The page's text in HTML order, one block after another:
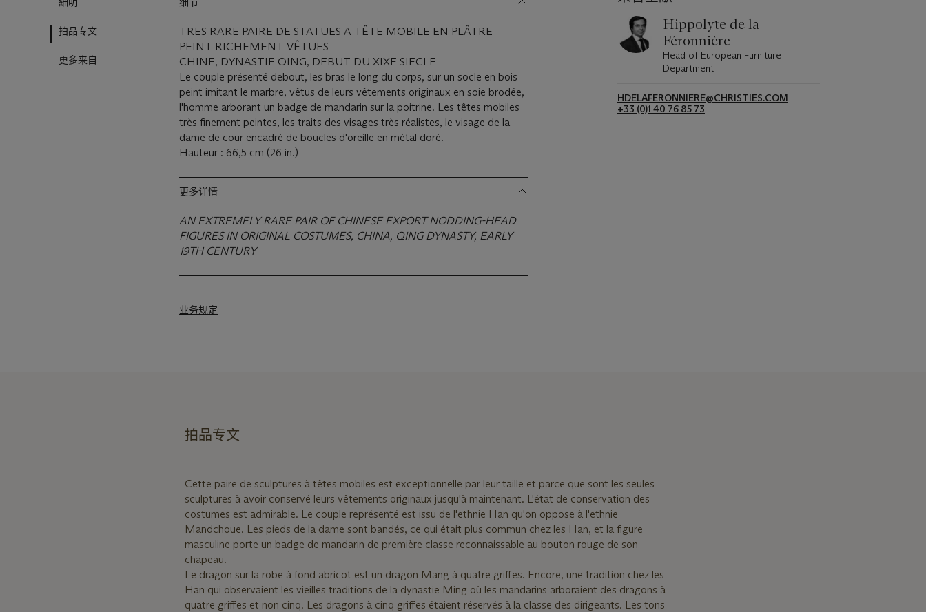
拍品专文
更多来自
TRES RARE PAIRE DE STATUES A TÊTE MOBILE EN PLÂTRE
PEINT RICHEMENT VÊTUES
CHINE, DYNASTIE QING, DEBUT DU XIXE SIECLE
Le couple présenté debout, les bras le long du corps, sur un socle en bois
peint imitant le marbre, vêtus de leurs vêtements originaux en soie brodée,
l'homme arborant un badge de mandarin sur la poitrine. Les têtes mobiles
très finement peintes, les traits des visages très réalistes, le visage de la
dame de cour encadré de boucles d'oreille en métal doré.
Hauteur : 66,5 cm (26 in.)
更多详情
AN EXTREMELY RARE PAIR OF CHINESE EXPORT NODDING-HEAD
FIGURES IN ORIGINAL COSTUMES, CHINA, QING DYNASTY, EARLY
19TH CENTURY
业务规定
Hippolyte de la
Féronnière
Head of European Furniture
Department
HDELAFERONNIERE@CHRISTIES.COM
+33 (0)1 40 76 85 73
拍品专文
Cette paire de sculptures à têtes mobiles est exceptionnelle par leur taille et parce que sont les seules
sculptures à avoir conservé leurs vêtements originaux jusqu'à maintenant. L'état de conservation des
costumes est admirable. Le couple représenté est issu de l'ethnie Han qu'on oppose à l'ethnie
Mandchoue. Les pieds de la dame sont bandés, ce qui était plus commun chez les Han, et la figure
masculine porte un badge de mandarin de première classe reconnaissable au bouton rouge de son
chapeau.
Le dragon sur la robe à fond abricot est un dragon Mang à quatre griffes. Encore, une tradition chez les
Han qui observaient les vieilles traditions de la dynastie Ming où les mandarins arboraient des dragons à
quatre griffes et non cinq. Les dragons à cinq griffes étaient réservés à la classe des dirigeants. Les tons